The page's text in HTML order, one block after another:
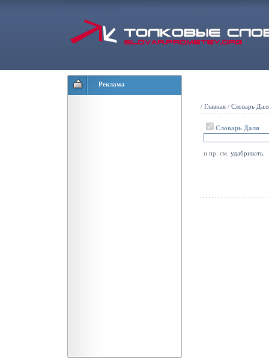
Реклама
/ Главная / Словарь
Словарь Даля
и пр. см. удабривать